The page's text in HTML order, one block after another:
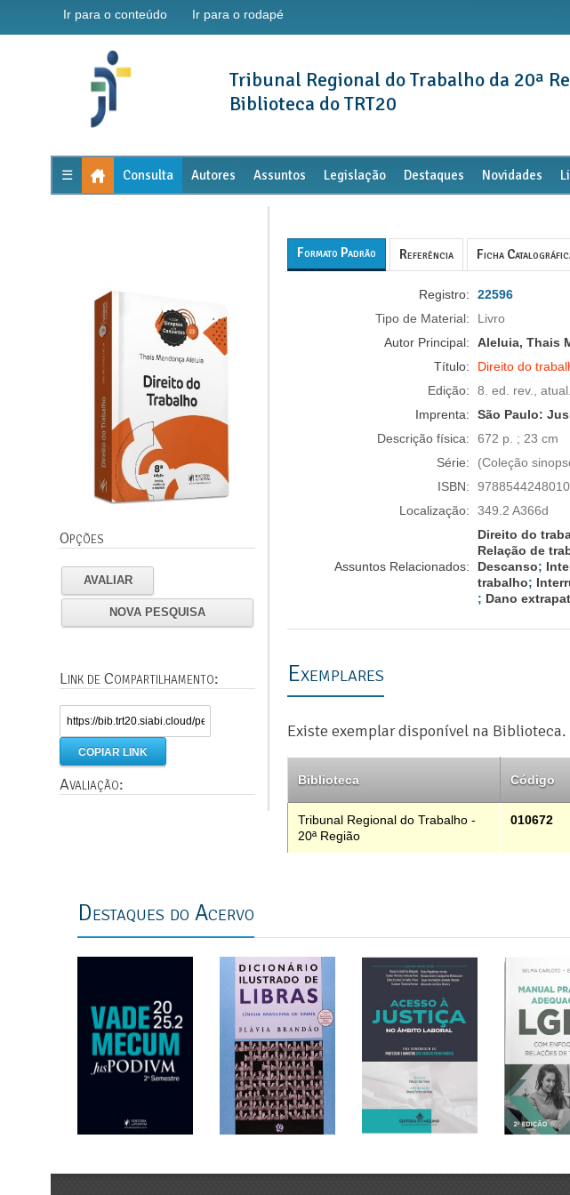
Ir para o conteúdo Ir para o rodapé
Tribunal Regional do Trabalho da 20ª
Biblioteca do TRT20
☰ Consulta Autores Assuntos Legislação Destaques Novidades
Opções
AVALIAR
NOVA PESQUISA
Link de Compartilhamento:
COPIAR LINK
Avaliação:
Formato Padrão Referência Ficha
Registro:
22596
Tipo de Material:
Livro
Autor Principal:
Aleluia, Thais
Título:
Direito do
Edição:
8. ed. rev.,
Imprenta:
São Paulo:
Descrição física:
672 p. ; 23 cm
Série:
(Coleção
ISBN:
9788544248010
Localização:
349.2 A366d
Assuntos Relacionados:
Direito do
Relação de
Descanso;
trabalho;
; Dano
Exemplares
Existe exemplar disponível na
Biblioteca Código
Tribunal Regional do Trabalho -
20ª Região
010672
Destaques do Acervo